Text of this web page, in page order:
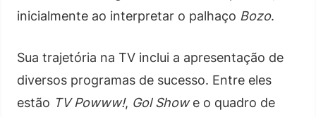
inicialmente ao interpretar o palhaço Bozo.
Sua trajetória na TV inclui a apresentação de
diversos programas de sucesso. Entre eles
estão TV Powww!, Gol Showe o quadro de